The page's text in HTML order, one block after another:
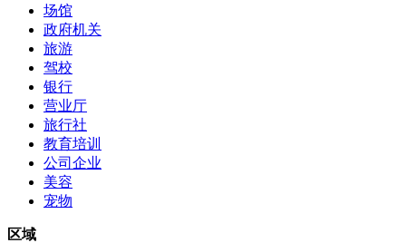
场馆
政府机关
旅游
驾校
银行
营业厅
旅行社
教育培训
公司企业
美容
宠物
区域